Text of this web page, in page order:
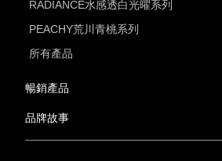
RADIANCE水感透白光曜系列
PEACHY荒川青桃系列
所有產品
暢銷產品
品牌故事